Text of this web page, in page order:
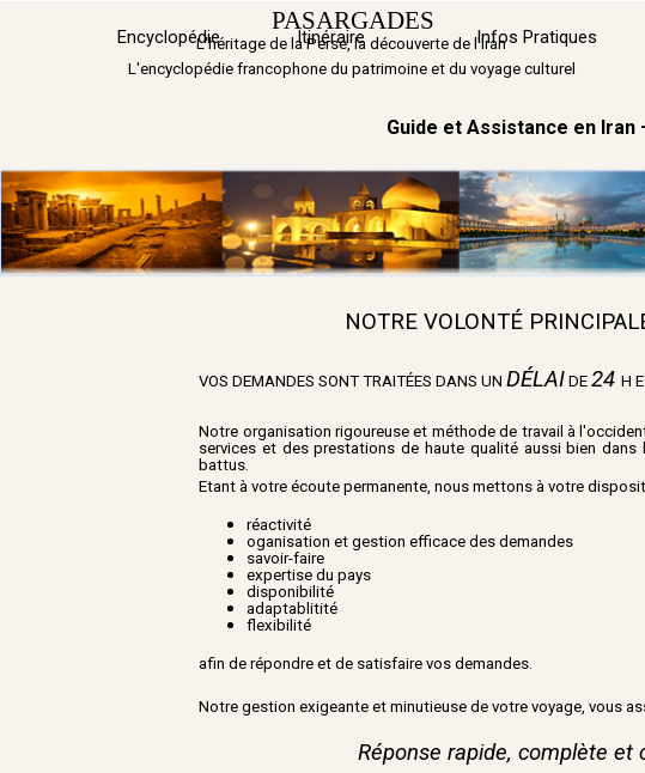
PASARGADES
Encyclopédie Itinéraire ▼
Infos Pratiques
L'héritage de la Perse, la découverte de l'Iran
L'encyclopédie francophone du patrimoine et du voyage culturel
Guide et Assistance en
NOTRE VOLONTÉ
VOS DEMANDES SONT TRAITÉES DANS UN DÉLAI DE 24 H
Notre organisation rigoureuse et méthode de travail à
services et des prestations de haute qualité aussi bien dans
battus.
Etant à votre écoute permanente, nous mettons à votre
réactivité
oganisation et gestion efficace des demandes
savoir-faire
expertise du pays
disponibilité
adaptablitité
flexibilité
afin de répondre et de satisfaire vos demandes.
Notre gestion exigeante et minutieuse de votre voyage, vous
Réponse rapide, complète